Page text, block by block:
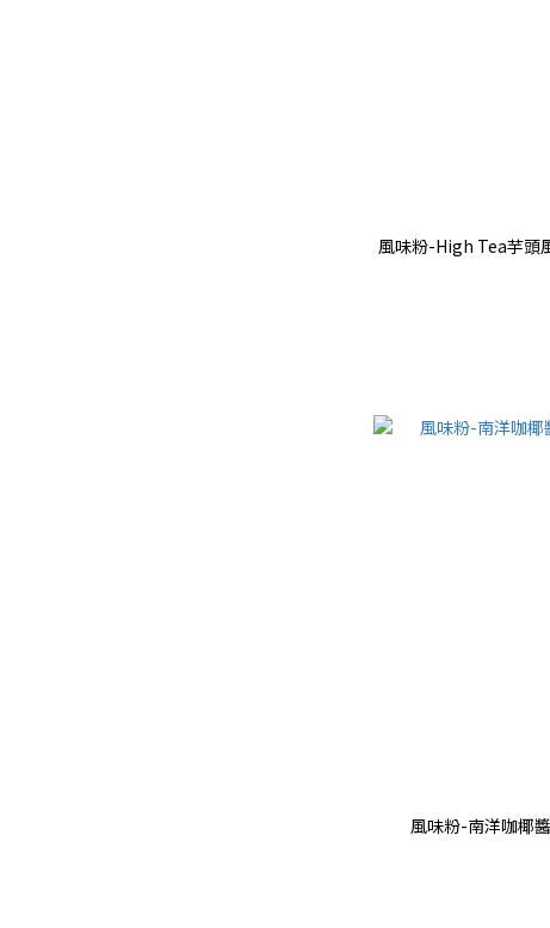
風味粉-High Tea芋頭
風味粉-南洋咖椰